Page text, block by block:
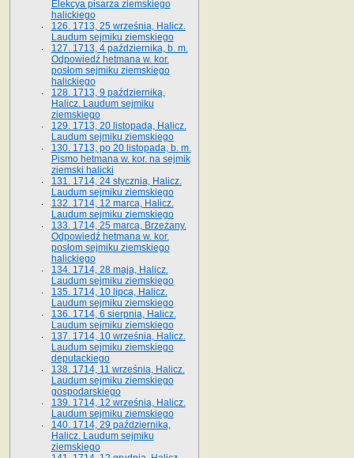
Elekcya pisarza ziemskiego
halickiego
126. 1713, 25 września, Halicz.
Laudum sejmiku ziemskiego
127. 1713, 4 października, b. m.
Odpowiedź hetmana w. kor.
posłom sejmiku ziemskiego
halickiego
128. 1713, 9 października,
Halicz. Laudum sejmiku
ziemskiego
129. 1713, 20 listopada, Halicz.
Laudum sejmiku ziemskiego
130. 1713, po 20 listopada, b. m.
Pismo hetmana w. kor. na sejmik
ziemski halicki
131. 1714, 24 stycznia, Halicz.
Laudum sejmiku ziemskiego
132. 1714, 12 marca, Halicz.
Laudum sejmiku ziemskiego
133. 1714, 25 marca, Brzeżany.
Odpowiedź hetmana w. kor.
posłom sejmiku ziemskiego
halickiego
134. 1714, 28 maja, Halicz.
Laudum sejmiku ziemskiego
135. 1714, 10 lipca, Halicz.
Laudum sejmiku ziemskiego
136. 1714, 6 sierpnia, Halicz.
Laudum sejmiku ziemskiego
137. 1714, 10 września, Halicz.
Laudum sejmiku ziemskiego
deputackiego
138. 1714, 11 września, Halicz.
Laudum sejmiku ziemskiego
gospodarskiego
139. 1714, 12 września, Halicz.
Laudum sejmiku ziemskiego
140. 1714, 29 października,
Halicz. Laudum sejmiku
ziemskiego